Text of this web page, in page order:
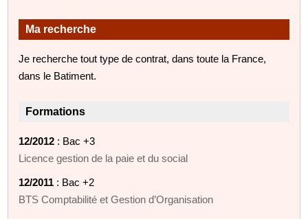
Ma recherche
Je recherche tout type de contrat, dans toute la France,
dans le Batiment.
Formations
12/2012 : Bac +3
Licence gestion de la paie et du social
12/2011 : Bac +2
BTS Comptabilité et Gestion d’Organisation